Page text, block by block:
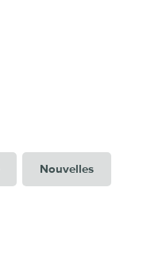
Nouvelles